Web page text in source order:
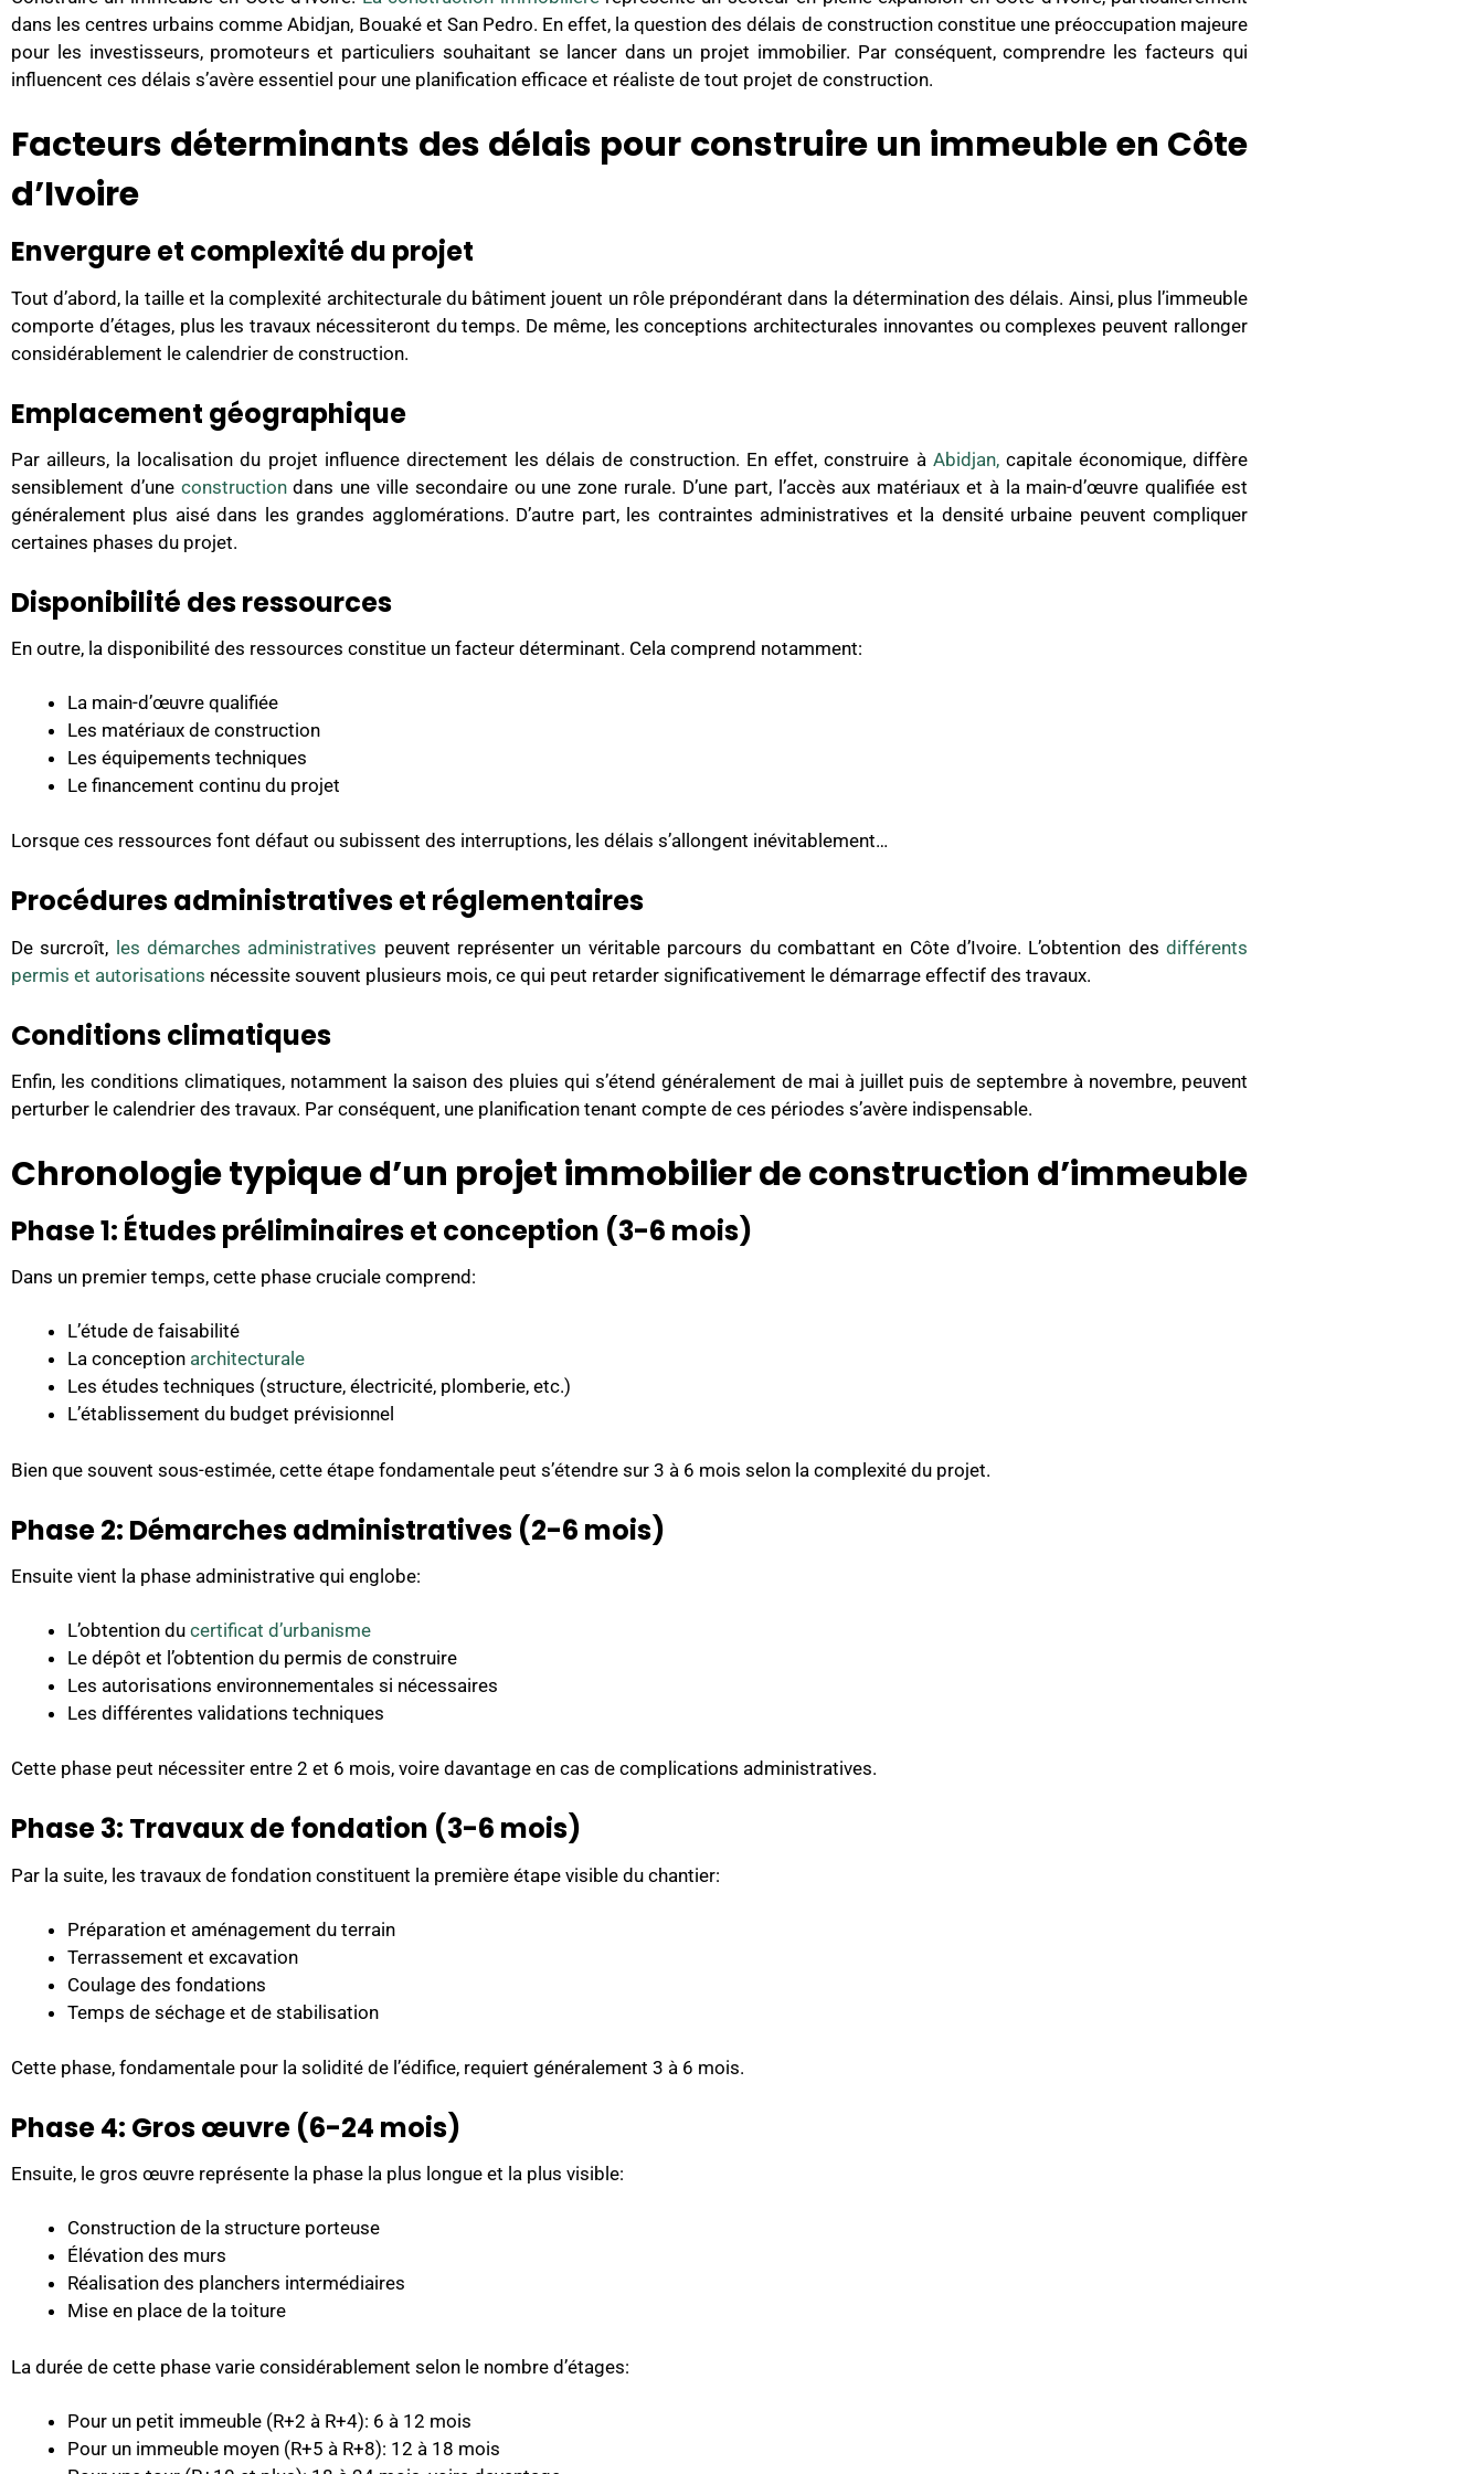
dans les centres urbains comme Abidjan, Bouaké et San Pedro. En effet, la question des délais de construction constitue une préoccupation majeure
pour les investisseurs, promoteurs et particuliers souhaitant se lancer dans un projet immobilier. Par conséquent, comprendre les facteurs qui
influencent ces délais s’avère essentiel pour une planification efficace et réaliste de tout projet de construction.
Facteurs déterminants des délais pour construire un immeuble en Côte
d’Ivoire
Envergure et complexité du projet
Tout d’abord, la taille et la complexité architecturale du bâtiment jouent un rôle prépondérant dans la détermination des délais. Ainsi, plus l’immeuble
comporte d’étages, plus les travaux nécessiteront du temps. De même, les conceptions architecturales innovantes ou complexes peuvent rallonger
considérablement le calendrier de construction.
Emplacement géographique
Par ailleurs, la localisation du projet influence directement les délais de construction. En effet, construire à Abidjan,capitale économique, diffère
sensiblement d’une constructiondans une ville secondaire ou une zone rurale. D’une part, l’accès aux matériaux et à la main-d’œuvre qualifiée est
généralement plus aisé dans les grandes agglomérations. D’autre part, les contraintes administratives et la densité urbaine peuvent compliquer
certaines phases du projet.
Disponibilité des ressources
En outre, la disponibilité des ressources constitue un facteur déterminant. Cela comprend notamment:
La main-d’œuvre qualifiée
Les matériaux de construction
Les équipements techniques
Le financement continu du projet
Lorsque ces ressources font défaut ou subissent des interruptions, les délais s’allongent inévitablement…
Procédures administratives et réglementaires
De surcroît, les démarches administratives peuvent représenter un véritable parcours du combattant en Côte d’Ivoire. L’obtention desdifférents
permis et autorisations nécessite souvent plusieurs mois, ce qui peut retarder significativement le démarrage effectif des travaux.
Conditions climatiques
Enfin, les conditions climatiques, notamment la saison des pluies qui s’étend généralement de mai à juillet puis de septembre à novembre, peuvent
perturber le calendrier des travaux. Par conséquent, une planification tenant compte de ces périodes s’avère indispensable.
Chronologie typique d’un projet immobilier de construction d’immeuble
Phase 1: Études préliminaires et conception (3-6 mois)
Dans un premier temps, cette phase cruciale comprend:
L’étude de faisabilité
La conception architecturale
Les études techniques (structure, électricité, plomberie, etc.)
L’établissement du budget prévisionnel
Bien que souvent sous-estimée, cette étape fondamentale peut s’étendre sur 3 à 6 mois selon la complexité du projet.
Phase 2: Démarches administratives (2-6 mois)
Ensuite vient la phase administrative qui englobe:
L’obtention du certificat d’urbanisme
Le dépôt et l’obtention du permis de construire
Les autorisations environnementales si nécessaires
Les différentes validations techniques
Cette phase peut nécessiter entre 2 et 6 mois, voire davantage en cas de complications administratives.
Phase 3: Travaux de fondation (3-6 mois)
Par la suite, les travaux de fondation constituent la première étape visible du chantier:
Préparation et aménagement du terrain
Terrassement et excavation
Coulage des fondations
Temps de séchage et de stabilisation
Cette phase, fondamentale pour la solidité de l’édifice, requiert généralement 3 à 6 mois.
Phase 4: Gros œuvre (6-24 mois)
Ensuite, le gros œuvre représente la phase la plus longue et la plus visible:
Construction de la structure porteuse
Élévation des murs
Réalisation des planchers intermédiaires
Mise en place de la toiture
La durée de cette phase varie considérablement selon le nombre d’étages:
Pour un petit immeuble (R+2 à R+4): 6 à 12 mois
Pour un immeuble moyen (R+5 à R+8): 12 à 18 mois